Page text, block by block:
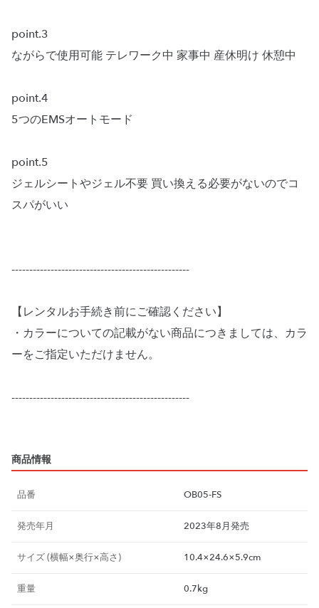
point.3
ながらで使用可能 テレワーク中 家事中 産休明け 休憩中
point.4
5つのEMSオートモード
point.5
ジェルシートやジェル不要 買い換える必要がないのでコ
スパがいい
--------------------------------------------------
【レンタルお手続き前にご確認ください】
・カラーについての記載がない商品につきましては、カラ
ーをご指定いただけません。
--------------------------------------------------
商品情報
品番 OB05-FS
発売年月 2023年8月発売
サイズ (横幅×奥行×高さ) 10.4×24.6×5.9cm
重量 0.7kg